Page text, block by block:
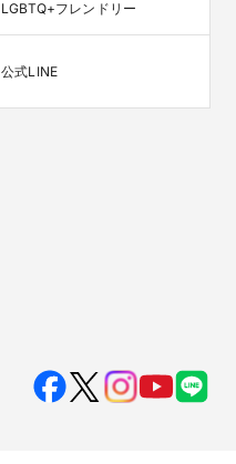
LGBTQ+フレンドリー
公式LINE